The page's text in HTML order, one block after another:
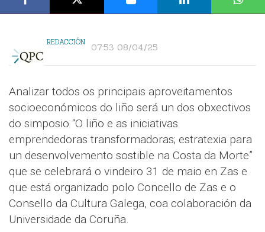
REDACCIÓN 07:53 08/04/25
Analizar todos os principais aproveitamentos
socioeconómicos do liño será un dos obxectivos
do simposio “O liño e as iniciativas
emprendedoras transformadoras; estratexia para
un desenvolvemento sostible na Costa da Morte”
que se celebrará o vindeiro 31 de maio en Zas e
que está organizado polo Concello de Zas e o
Consello da Cultura Galega, coa colaboración da
Universidade da Coruña.